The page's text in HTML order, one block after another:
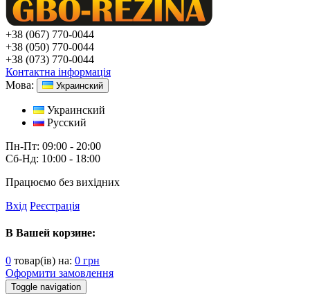
+38 (067) 770-0044
+38 (050) 770-0044
+38 (073) 770-0044
Контактна інформація
Мова:
Украинский
Украинский
Русский
Пн-Пт: 09:00 - 20:00
Сб-Нд: 10:00 - 18:00
Працюємо без вихідних
Вхід Реєстрація
В Вашей корзине:
0 товар(ів) на: 0 грн
Оформити замовлення
Toggle navigation